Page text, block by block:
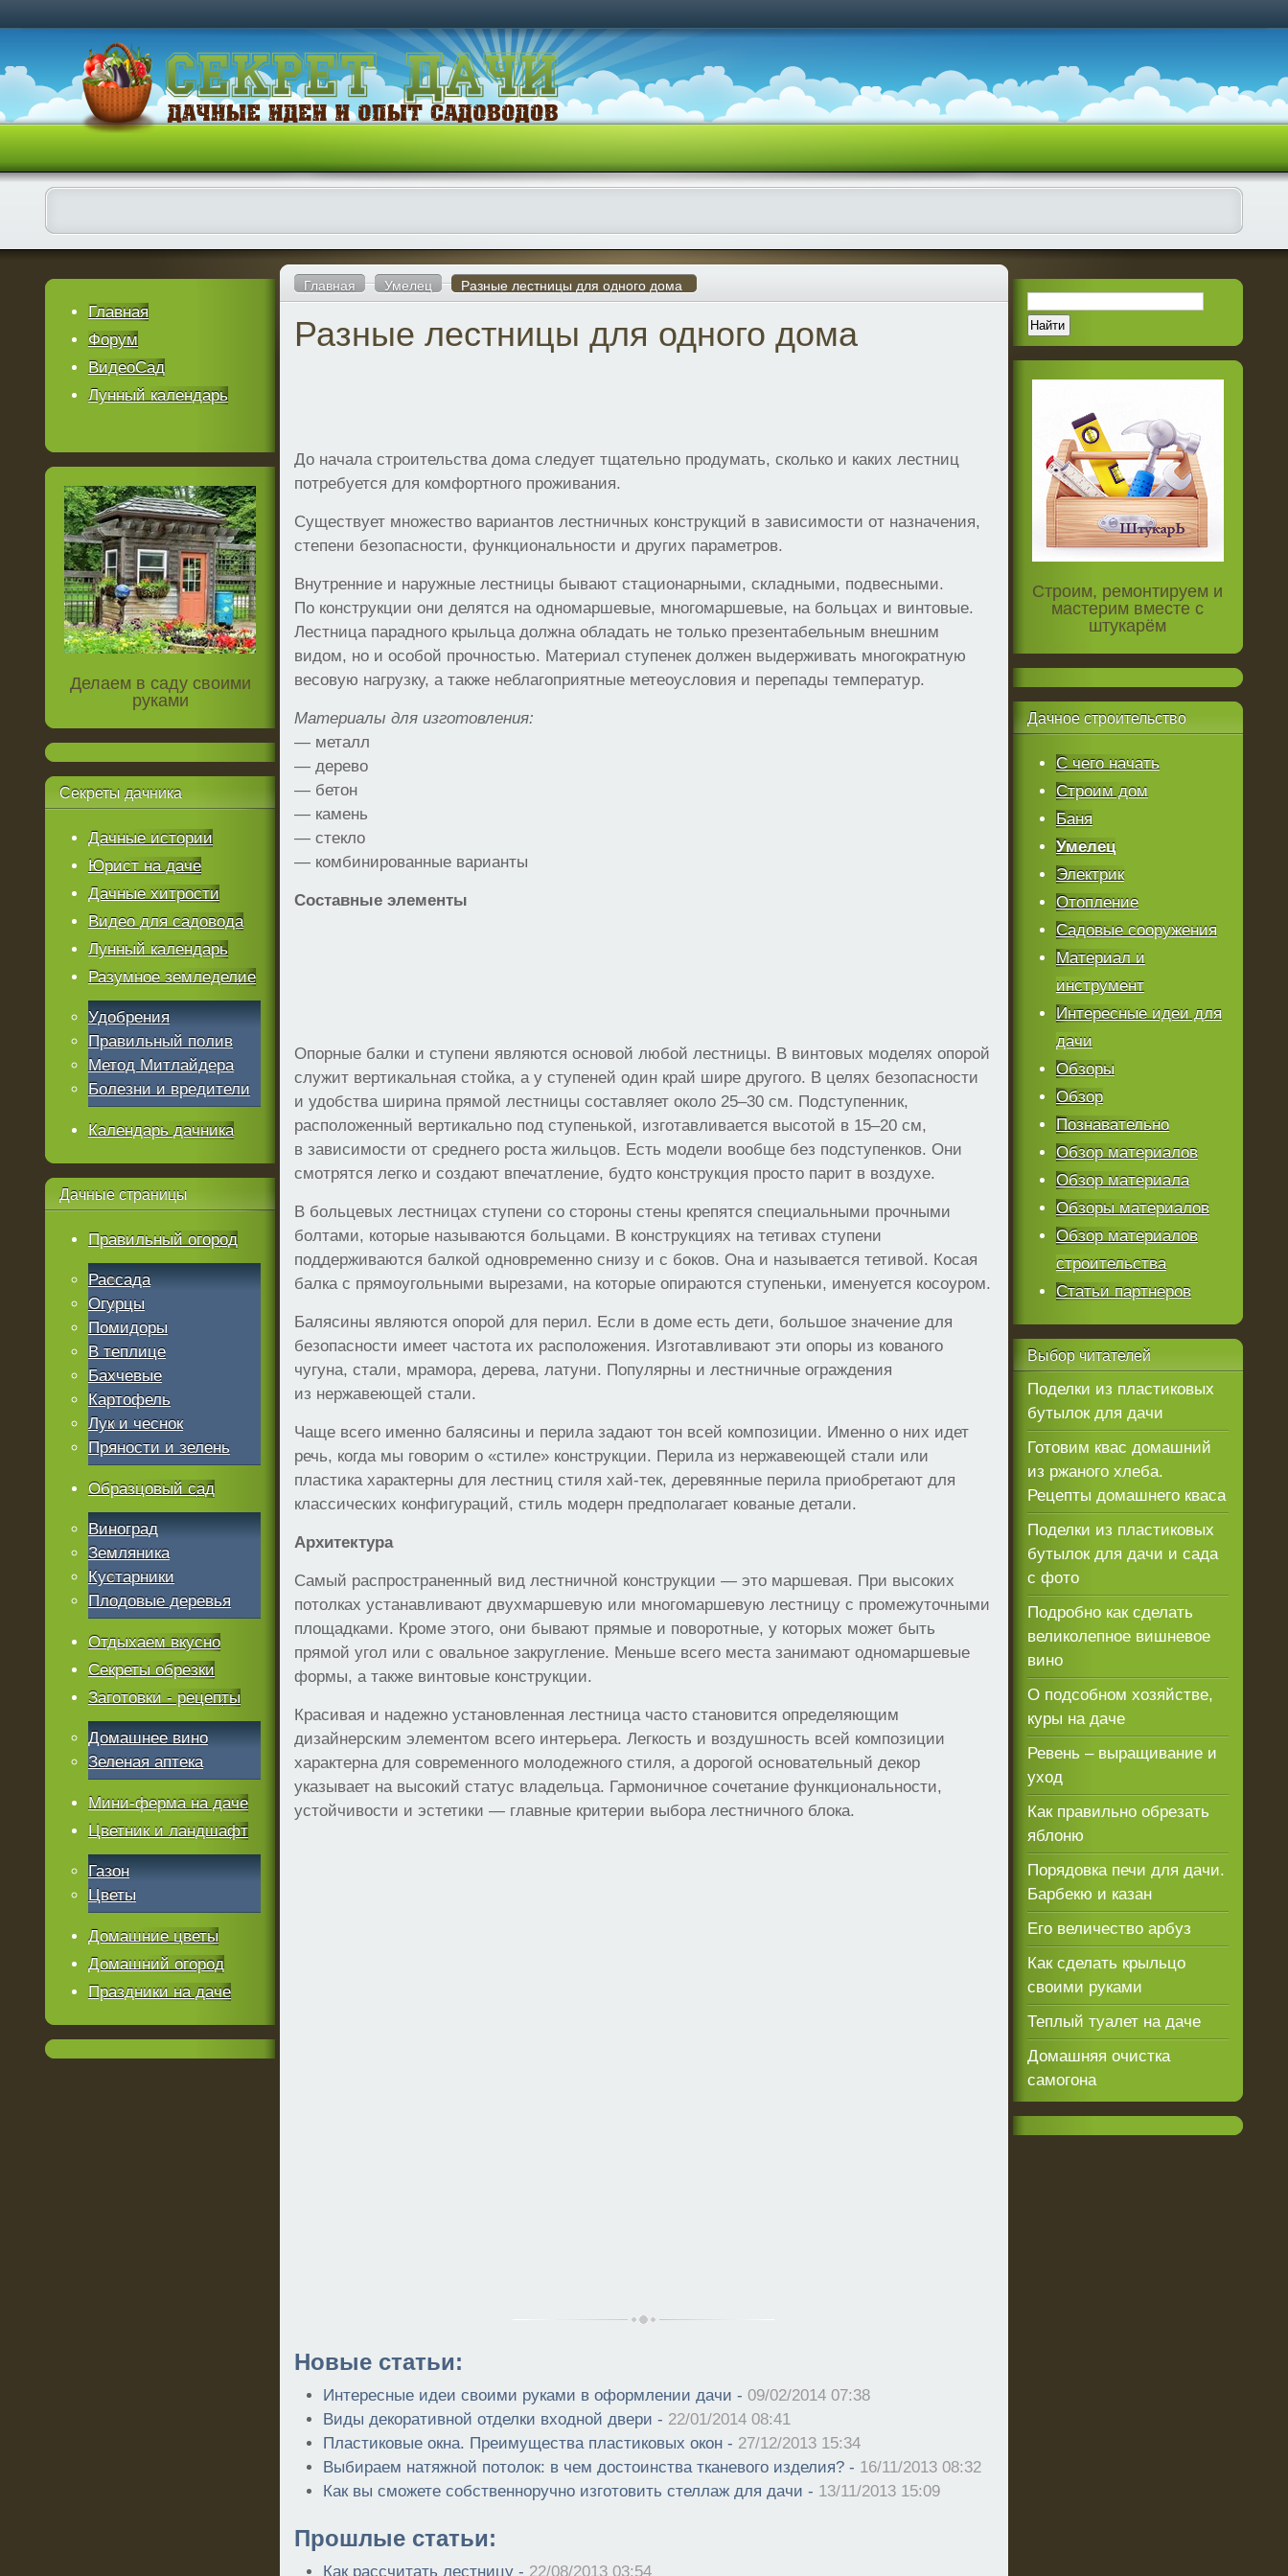
Главная Умелец Разные лестницы для одного дома
Разные лестницы для одного дома
До начала строительства дома следует тщательно продумать, сколько и каких лестниц
потребуется для комфортного проживания.
Существует множество вариантов лестничных конструкций в зависимости от назначения,
степени безопасности, функциональности и других параметров.
Внутренние и наружные лестницы бывают стационарными, складными, подвесными.
По конструкции они делятся на одномаршевые, многомаршевые, на больцах и винтовые.
Лестница парадного крыльца должна обладать не только презентабельным внешним
видом, но и особой прочностью. Материал ступенек должен выдерживать многократную
весовую нагрузку, а также неблагоприятные метеоусловия и перепады температур.
Материалы для изготовления:
— металл
— дерево
— бетон
— камень
— стекло
— комбинированные варианты
Составные элементы
Опорные балки и ступени являются основой любой лестницы. В винтовых моделях опорой
служит вертикальная стойка, а у ступеней один край шире другого. В целях безопасности
и удобства ширина прямой лестницы составляет около 25–30 см. Подступенник,
расположенный вертикально под ступенькой, изготавливается высотой в 15–20 см,
в зависимости от среднего роста жильцов. Есть модели вообще без подступенков. Они
смотрятся легко и создают впечатление, будто конструкция просто парит в воздухе.
В больцевых лестницах ступени со стороны стены крепятся специальными прочными
болтами, которые называются больцами. В конструкциях на тетивах ступени
поддерживаются балкой одновременно снизу и с боков. Она и называется тетивой. Косая
балка с прямоугольными вырезами, на которые опираются ступеньки, именуется косоуром.
Балясины являются опорой для перил. Если в доме есть дети, большое значение для
безопасности имеет частота их расположения. Изготавливают эти опоры из кованого
чугуна, стали, мрамора, дерева, латуни. Популярны и лестничные ограждения
из нержавеющей стали.
Чаще всего именно балясины и перила задают тон всей композиции. Именно о них идет
речь, когда мы говорим о «стиле» конструкции. Перила из нержавеющей стали или
пластика характерны для лестниц стиля хай-тек, деревянные перила приобретают для
классических конфигураций, стиль модерн предполагает кованые детали.
Архитектура
Самый распространенный вид лестничной конструкции — это маршевая. При высоких
потолках устанавливают двухмаршевую или многомаршевую лестницу с промежуточными
площадками. Кроме этого, они бывают прямые и поворотные, у которых может быть
прямой угол или с овальное закругление. Меньше всего места занимают одномаршевые
формы, а также винтовые конструкции.
Красивая и надежно установленная лестница часто становится определяющим
дизайнерским элементом всего интерьера. Легкость и воздушность всей композиции
характерна для современного молодежного стиля, а дорогой основательный декор
указывает на высокий статус владельца. Гармоничное сочетание функциональности,
устойчивости и эстетики — главные критерии выбора лестничного блока.
Новые статьи:
Интересные идеи своими руками в оформлении дачи -09/02/2014 07:38
Виды декоративной отделки входной двери - 22/01/2014 08:41
Пластиковые окна. Преимущества пластиковых окон - 27/12/2013 15:34
Выбираем натяжной потолок: в чем достоинства тканевого изделия? - 16/11/2013 08:32
Как вы сможете собственноручно изготовить стеллаж для дачи - 13/11/2013 15:09
Прошлые статьи:
Как рассчитать лестницу - 22/08/2013 03:54
Главная
Форум
ВидеоСад
Лунный календарь
Делаем в саду своими
руками
Секреты дачника
Дачные истории
Юрист на даче
Дачные хитрости
Видео для садовода
Лунный календарь
Разумное земледелие
Удобрения
Правильный полив
Метод Митлайдера
Болезни и вредители
Календарь дачника
Дачные страницы
Правильный огород
Рассада
Огурцы
Помидоры
В теплице
Бахчевые
Картофель
Лук и чеснок
Пряности и зелень
Образцовый сад
Виноград
Земляника
Кустарники
Плодовые деревья
Отдыхаем вкусно
Секреты обрезки
Заготовки - рецепты
Домашнее вино
Зеленая аптека
Мини-ферма на даче
Цветник и ландшафт
Газон
Цветы
Домашние цветы
Домашний огород
Праздники на даче
Строим, ремонтируем и
мастерим вместе с
штукарём
Дачноестроительство
С чего начать
Строим дом
Баня
Умелец
Электрик
Отопление
Садовые сооружения
Материал и
инструмент
Интересные идеи для
дачи
Обзоры
Обзор
Познавательно
Обзор материалов
Обзор материала
Обзоры материалов
Обзор материалов
строительства
Статьи партнеров
Выборчитателей
Поделки из пластиковых
бутылок для дачи
Готовим квас домашний
из ржаного хлеба.
Рецепты домашнего кваса
Поделки из пластиковых
бутылок для дачи и сада
с фото
Подробно как сделать
великолепное вишневое
вино
О подсобном хозяйстве,
куры на даче
Ревень – выращивание и
уход
Как правильно обрезать
яблоню
Порядовка печи для дачи.
Барбекю и казан
Его величество арбуз
Как сделать крыльцо
своими руками
Теплый туалет на даче
Домашняя очистка
самогона